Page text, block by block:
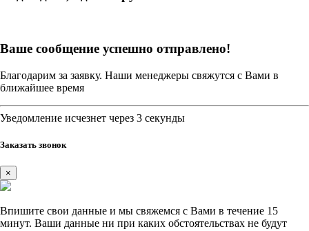
Ваше сообщение успешно отправлено!
Благодарим за заявку. Наши менеджеры свяжутся с Вами в
ближайшее время
Уведомление исчезнет через 3 секунды
Заказать звонок
×
Впишите свои данные и мы свяжемся с Вами в течение 15
минут. Ваши данные ни при каких обстоятельствах не будут